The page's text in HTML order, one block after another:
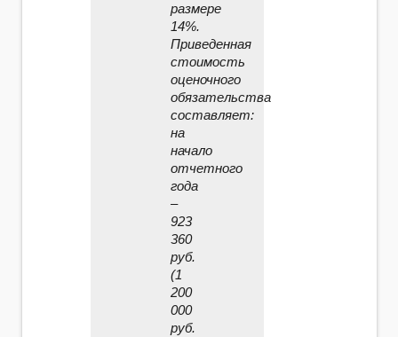
размере
14%.
Приведенная
стоимость
оценочного
обязательства
составляет:
на
начало
отчетного
года
–
923
360
руб.
(1
200
000
руб.